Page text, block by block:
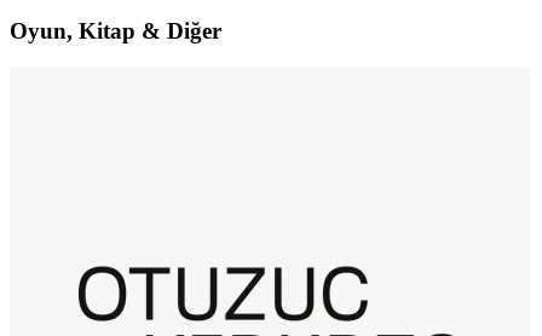
Oyun, Kitap & Diğer